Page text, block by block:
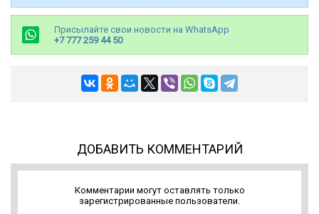
Присылайте свои новости на WhatsApp
+7 777 259 44 50
ДОБАВИТЬ КОММЕНТАРИЙ
Комментарии могут оставлять только
зарегистрированные пользователи.